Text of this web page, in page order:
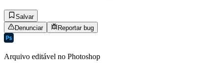
Salvar
Denunciar
Reportar bug
Arquivo editável no Photoshop